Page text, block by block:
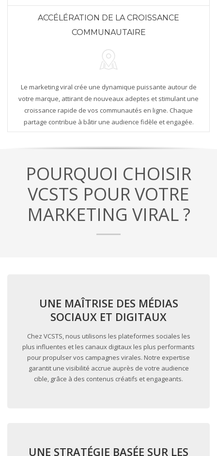
ACCÉLÉRATION DE LA CROISSANCE
COMMUNAUTAIRE
Le marketing viral crée une dynamique puissante autour de
votre marque, attirant de nouveaux adeptes et stimulant une
croissance rapide de vos communautés en ligne. Chaque
partage contribue à bâtir une audience fidèle et engagée.
POURQUOI CHOISIR
VCSTS POUR VOTRE
MARKETING VIRAL ?
UNE MAÎTRISE DES MÉDIAS
SOCIAUX ET DIGITAUX
Chez VCSTS, nous utilisons les plateformes sociales les
plus influentes et les canaux digitaux les plus performants
pour propulser vos campagnes virales. Notre expertise
garantit une visibilité accrue auprès de votre audience
cible, grâce à des contenus créatifs et engageants.
UNE STRATÉGIE BASÉE SUR LES